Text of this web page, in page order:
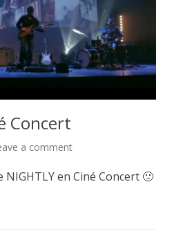
Concert
a comment
en Ciné Concert 🙂